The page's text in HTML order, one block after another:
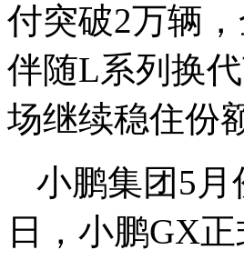
付突破2万辆
伴随L系列换
场继续稳住份
小鹏集团5月
日，小鹏GX